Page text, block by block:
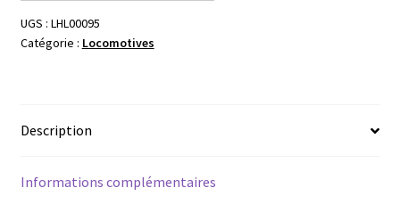
UGS : LHL00095
Catégorie : Locomotives
Description
Informations complémentaires